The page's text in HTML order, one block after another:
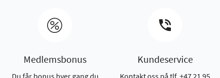
Medlemsbonus
Du får bonus hver gang du
Kundeservice
Kontakt oss på tlf. +47 21 95